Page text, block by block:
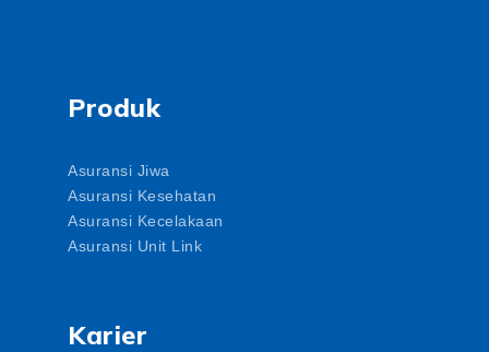
Produk
Asuransi Jiwa
Asuransi Kesehatan
Asuransi Kecelakaan
Asuransi Unit Link
Karier